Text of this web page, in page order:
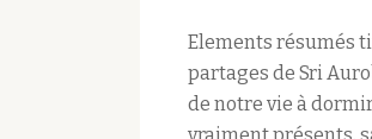
Elements résumés
partages de Sri
de notre vie à